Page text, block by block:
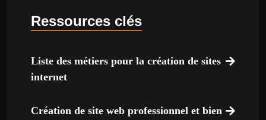
Ressources clés
Liste des métiers pour la création de sites
internet
Création de site web professionnel et bien